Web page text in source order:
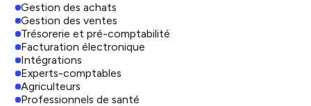
Gestion des achats
Gestion des ventes
Trésorerie et pré-comptabilité
Facturation électronique
Intégrations
Experts-comptables
Agriculteurs
Professionnels de santé